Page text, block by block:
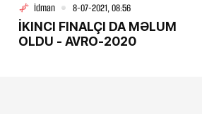
İdman 8-07-2021, 08:56
İKINCI FINALÇI DA MƏLUM
OLDU - AVRO-2020